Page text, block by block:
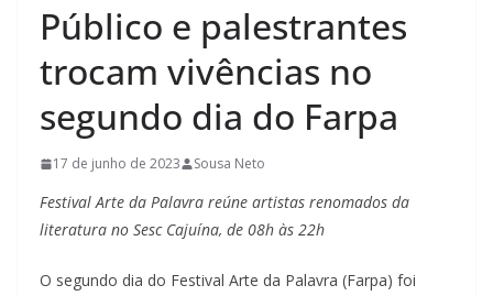
Público e palestrantes
trocam vivências no
segundo dia do Farpa
17 de junho de 2023 Sousa Neto
Festival Arte da Palavra reúne artistas renomados da
literatura no Sesc Cajuína, de 08h às 22h
O segundo dia do Festival Arte da Palavra (Farpa) foi